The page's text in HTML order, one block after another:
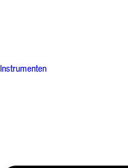
Instrumenten